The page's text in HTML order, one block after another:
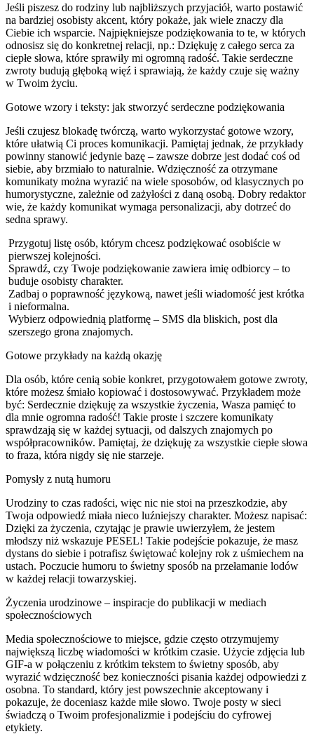
Jeśli piszesz do rodziny lub najbliższych przyjaciół, warto postawić
na bardziej osobisty akcent, który pokaże, jak wiele znaczy dla
Ciebie ich wsparcie. Najpiękniejsze podziękowania to te, w których
odnosisz się do konkretnej relacji, np.: Dziękuję z całego serca za
ciepłe słowa, które sprawiły mi ogromną radość. Takie serdeczne
zwroty budują głęboką więź i sprawiają, że każdy czuje się ważny
w Twoim życiu.
Gotowe wzory i teksty: jak stworzyć serdeczne podziękowania
Jeśli czujesz blokadę twórczą, warto wykorzystać gotowe wzory,
które ułatwią Ci proces komunikacji. Pamiętaj jednak, że przykłady
powinny stanowić jedynie bazę – zawsze dobrze jest dodać coś od
siebie, aby brzmiało to naturalnie. Wdzięczność za otrzymane
komunikaty można wyrazić na wiele sposobów, od klasycznych po
humorystyczne, zależnie od zażyłości z daną osobą. Dobry redaktor
wie, że każdy komunikat wymaga personalizacji, aby dotrzeć do
sedna sprawy.
Przygotuj listę osób, którym chcesz podziękować osobiście w
pierwszej kolejności.
Sprawdź, czy Twoje podziękowanie zawiera imię odbiorcy – to
buduje osobisty charakter.
Zadbaj o poprawność językową, nawet jeśli wiadomość jest krótka
i nieformalna.
Wybierz odpowiednią platformę – SMS dla bliskich, post dla
szerszego grona znajomych.
Gotowe przykłady na każdą okazję
Dla osób, które cenią sobie konkret, przygotowałem gotowe zwroty,
które możesz śmiało kopiować i dostosowywać. Przykładem może
być: Serdecznie dziękuję za wszystkie życzenia, Wasza pamięć to
dla mnie ogromna radość! Takie proste i szczere komunikaty
sprawdzają się w każdej sytuacji, od dalszych znajomych po
współpracowników. Pamiętaj, że dziękuję za wszystkie ciepłe słowa
to fraza, która nigdy się nie starzeje.
Pomysły z nutą humoru
Urodziny to czas radości, więc nic nie stoi na przeszkodzie, aby
Twoja odpowiedź miała nieco luźniejszy charakter. Możesz napisać:
Dzięki za życzenia, czytając je prawie uwierzyłem, że jestem
młodszy niż wskazuje PESEL! Takie podejście pokazuje, że masz
dystans do siebie i potrafisz świętować kolejny rok z uśmiechem na
ustach. Poczucie humoru to świetny sposób na przełamanie lodów
w każdej relacji towarzyskiej.
Życzenia urodzinowe – inspiracje do publikacji w mediach
społecznościowych
Media społecznościowe to miejsce, gdzie często otrzymujemy
największą liczbę wiadomości w krótkim czasie. Użycie zdjęcia lub
GIF-a w połączeniu z krótkim tekstem to świetny sposób, aby
wyrazić wdzięczność bez konieczności pisania każdej odpowiedzi z
osobna. To standard, który jest powszechnie akceptowany i
pokazuje, że doceniasz każde miłe słowo. Twoje posty w sieci
świadczą o Twoim profesjonalizmie i podejściu do cyfrowej
etykiety.